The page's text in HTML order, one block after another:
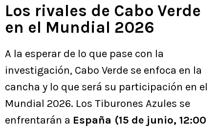
Los rivales de Cabo Verde
en el Mundial 2026
A la esperar de lo que pase con la
investigación, Cabo Verde se enfoca en la
cancha y lo que será su participación en el
Mundial 2026. Los Tiburones Azules se
enfrentarán a España (15 de junio, 12:00